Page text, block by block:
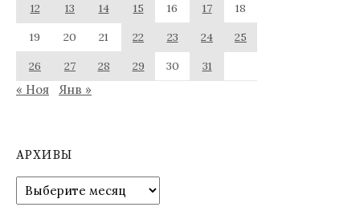
12
13 14 15 16 17
18
19
20 21 22 23 24
25
26
27 28 29 30 31
« Ноя Янв »
АРХИВЫ
Архивы